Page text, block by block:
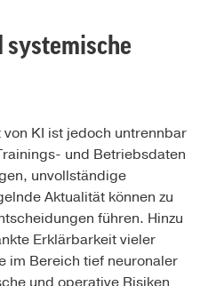
systemische
KI ist jedoch untrennbar
und Betriebsdaten
unvollständige
Aktualität können zu
führen. Hinzu
Erklärbarkeit vieler
im Bereich tief neuronaler